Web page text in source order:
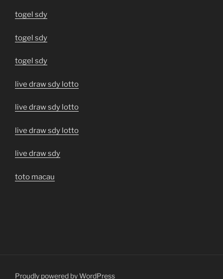
togel sdy
togel sdy
togel sdy
live draw sdy lotto
live draw sdy lotto
live draw sdy lotto
live draw sdy
toto macau
Proudly powered by WordPress